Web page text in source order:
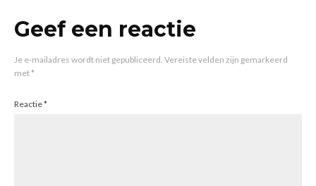
Geef een reactie
Je e-mailadres wordt niet gepubliceerd. Vereiste velden zijn gemarkeerd
met*
Reactie*